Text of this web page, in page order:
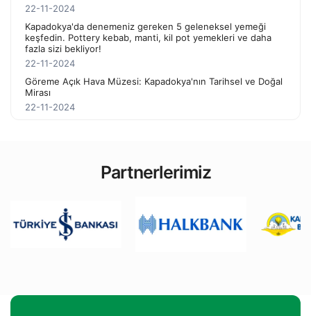
22-11-2024
Kapadokya'da denemeniz gereken 5 geleneksel yemeği
keşfedin. Pottery kebab, manti, kil pot yemekleri ve daha
fazla sizi bekliyor!
22-11-2024
Göreme Açık Hava Müzesi: Kapadokya'nın Tarihsel ve Doğal
Mirası
22-11-2024
Partnerlerimiz